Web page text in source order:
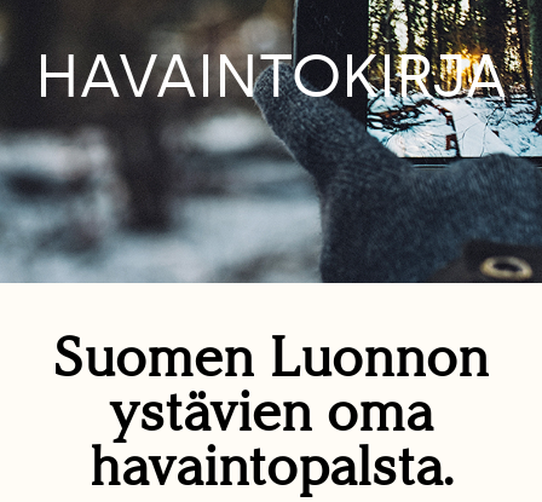
HAVAINTOKIRJA
Suomen Luonnon
ystävien oma
havaintopalsta.